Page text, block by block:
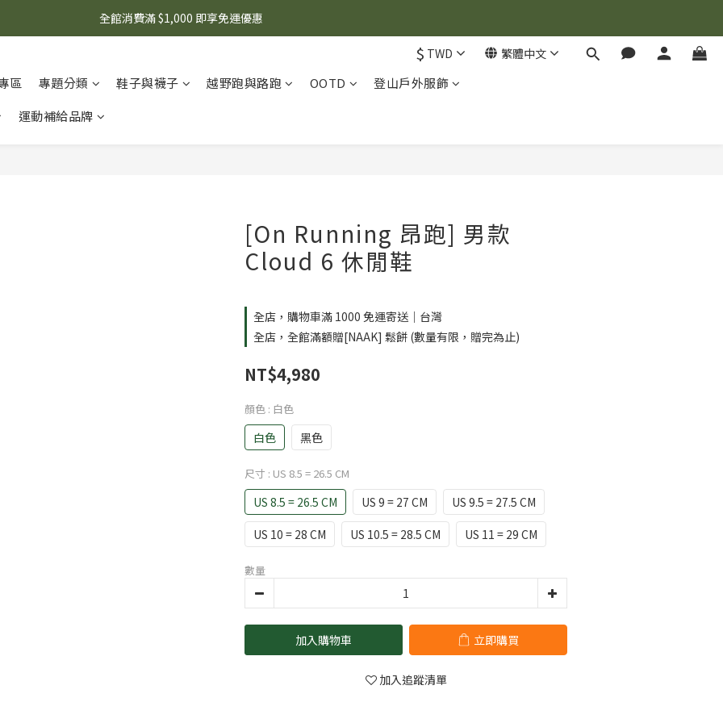
🌟 想知道現在有什麼優惠嗎？ 點擊查看最新優惠！
全館消費滿 $1,000 即享免運優惠
$ TWD 繁體中文
區 專題分類 鞋子與襪子 越野跑與路跑 OOTD
登山戶外服飾
運動補給品牌
[On Running 昂跑] 男款
Cloud 6 休閒鞋
全店，購物車滿 1000 免運寄送｜台灣
全店，全館滿額贈[NAAK] 鬆餅 (數量有限，贈完為止)
NT$4,980
顏色 : 白色
白色 黑色
尺寸 : US 8.5 = 26.5 CM
US 8.5 = 26.5 CM US 9 = 27 CM
US 9.5 = 27.5 CM
US 10 = 28 CM
US 10.5 = 28.5 CM US 11 = 29 CM
數量
加入購物車 立即購買
加入追蹤清單